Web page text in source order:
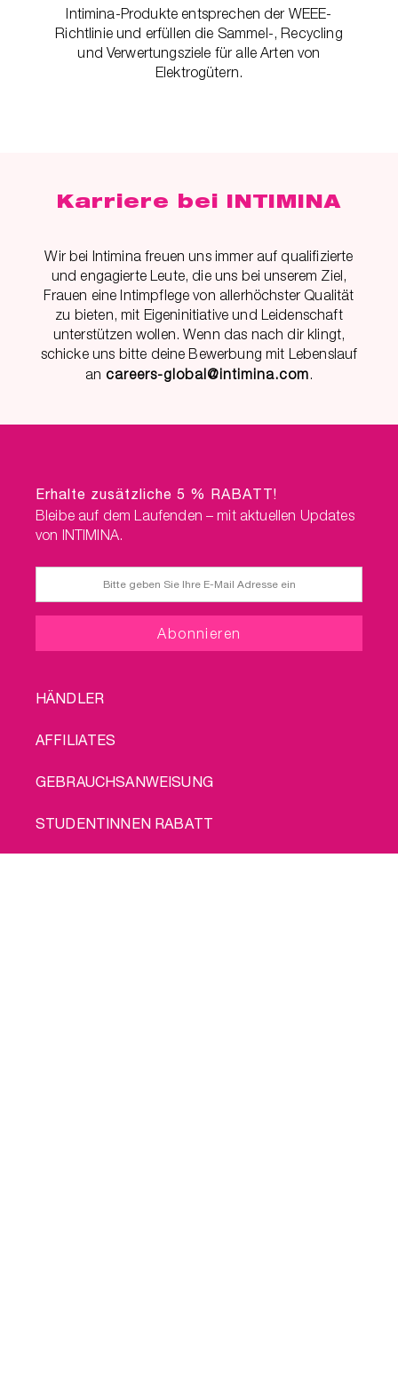
Intimina-Produkte entsprechen der WEEE-
Richtlinie und erfüllen die Sammel-, Recycling
und Verwertungsziele für alle Arten von
Elektrogütern.
Karriere bei INTIMINA
Wir bei Intimina freuen uns immer auf qualifizierte
und engagierte Leute, die uns bei unserem Ziel,
Frauen eine Intimpflege von allerhöchster Qualität
zu bieten, mit Eigeninitiative und Leidenschaft
unterstützen wollen. Wenn das nach dir klingt,
schicke uns bitte deine Bewerbung mit Lebenslauf
an careers-global@intimina.com.
Erhalte zusätzliche 5 % RABATT!
Bleibe auf dem Laufenden – mit aktuellen Updates
von INTIMINA.
FOOTER
HÄNDLER
AFFILIATES
GEBRAUCHSANWEISUNG
STUDENTINNEN RABATT